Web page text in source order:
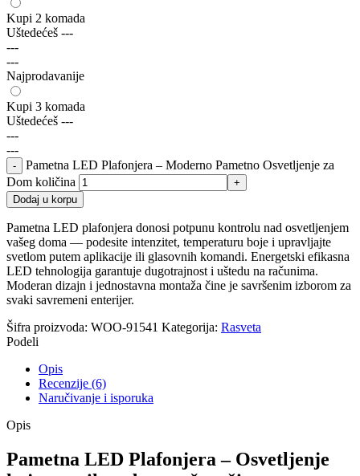
Kupi 2 komada
Uštedećeš ---
---
---
Najprodavanije
Kupi 3 komada
Uštedećeš ---
---
---
Pametna LED Plafonjera – Moderno Pametno Osvetljenje za
Dom količina
Dodaj u korpu
Pametna LED plafonjera donosi potpunu kontrolu nad osvetljenjem
vašeg doma — podesite intenzitet, temperaturu boje i upravljajte
svetlom putem aplikacije ili glasovnih komandi. Energetski efikasna
LED tehnologija garantuje dugotrajnost i uštedu na računima.
Moderan dizajn i jednostavna montaža čine je savršenim izborom za
svaki savremeni enterijer.
Šifra proizvoda: WOO-91541 Kategorija: Rasveta
Podeli
Opis
Recenzije (6)
Naručivanje i isporuka
Opis
Pametna LED Plafonjera – Osvetljenje